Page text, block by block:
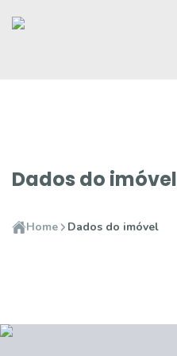
Dados do imóvel
Home Dados do imóvel